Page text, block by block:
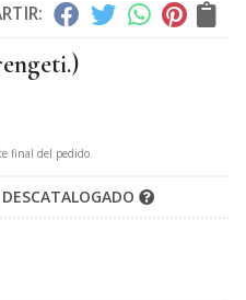
final del pedido.
DESCATALOGADO